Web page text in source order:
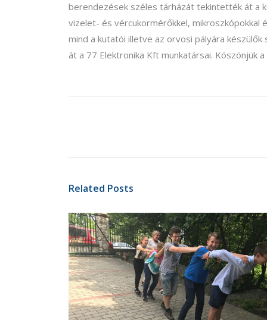
berendezések széles tárházát tekintették át a
vizelet- és vércukormérőkkel, mikroszkópokkal
mind a kutatói illetve az orvosi pályára
át a 77 Elektronika Kft munkatársai. Köszönjük
Related Posts